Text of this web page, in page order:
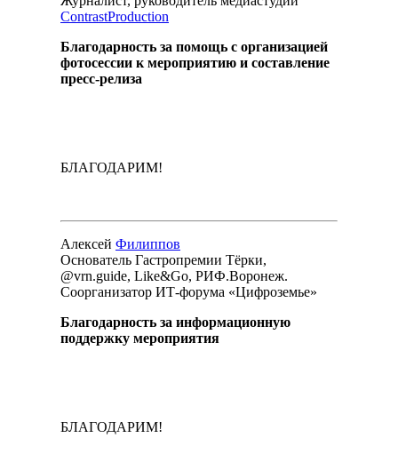
ContrastProduction
Благодарность за помощь с организацией
фотосессии к мероприятию и составление
пресс-релиза
БЛАГОДАРИМ!
Алексей Филиппов
Основатель Гастропремии Тёрки,
@vrn.guide, Like&Go, РИФ.Воронеж.
Соорганизатор ИТ-форума «Цифроземье»
Благодарность за информационную
поддержку мероприятия
БЛАГОДАРИМ!